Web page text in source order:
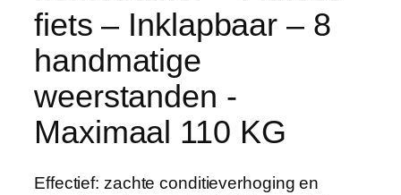
fiets – Inklapbaar – 8
handmatige
weerstanden -
Maximaal 110 KG
Effectief: zachte conditieverhoging en